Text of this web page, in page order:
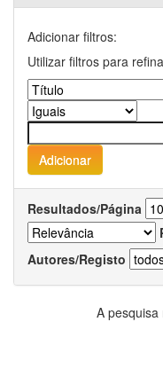
Adicionar filtros:
Utilizar filtros para
Resultados/Página
Autores/Registo
A